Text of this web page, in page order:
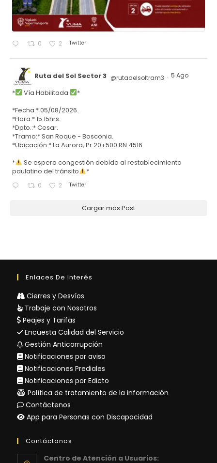
0 2 Twitter
Ruta del Sol Sector 3 @rutadelsoltram3 · 5 Ago
* Vía Habilitada
*
*Fecha:* 05/08/2026.
*Hora:* 15:15hrs.
*Dpto.:* Cesar.
*Tramo:* San Roque - Bosconia.
*Ubicación:* La Aurora, Pr 20+500 RN 4516.
*
Se espera congestión debido al restablecimiento
paulatino del tránsito
*
0 2 Twitter
Cargar más Post
Enlaces De Interés
Cierres y Desvíos
Trabaje con Nosotros
Peajes y Tarifas
Encuesta Calidad del Servicio
Gestión Anticorrupción
Notificaciones por aviso
Notificaciones Prediales
Notificaciones por Edicto
Política de tratamiento de la información
Contáctenos
App para Personas con Discapacidad
Contáctanos
Centro de Atención a Usuarios: